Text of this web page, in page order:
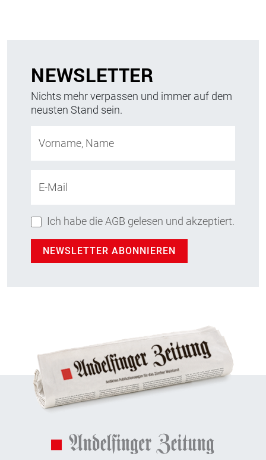
NEWSLETTER
Nichts mehr verpassen und immer auf dem
neusten Stand sein.
Vorname, Name
E-Mail
Ich habe die AGB gelesen und akzeptiert.
NEWSLETTER ABONNIEREN